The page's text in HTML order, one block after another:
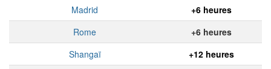
Madrid
+6 heures
Rome
+6 heures
Shangaï
+12 heures